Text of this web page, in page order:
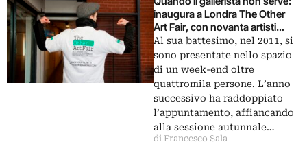
inaugura a Londra The Other
Art Fair, con novanta artisti
senza esclusiva che
presentano in prima persona i
propri lavori. Tre gli italiani
selezionati, a cui si aggiunge
l’artista del tatuaggio Mo
Coppoletta
Al sua battesimo, nel 2011, si
sono presentate nello spazio
di un week-end oltre
quattromila persone. L’anno
successivo ha raddoppiato
l’appuntamento, affiancando
alla sessione autunnale…
di Francesco Sala